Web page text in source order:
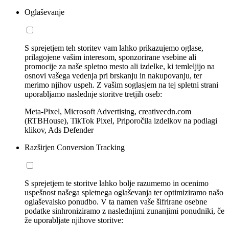
Oglaševanje
S sprejetjem teh storitev vam lahko prikazujemo oglase,
prilagojene vašim interesom, sponzorirane vsebine ali
promocije za naše spletno mesto ali izdelke, ki temleljijo na
osnovi vašega vedenja pri brskanju in nakupovanju, ter
merimo njihov uspeh. Z vašim soglasjem na tej spletni strani
uporabljamo naslednje storitve tretjih oseb:
Meta-Pixel, Microsoft Advertising, creativecdn.com
(RTBHouse), TikTok Pixel, Priporočila izdelkov na podlagi
klikov, Ads Defender
Razširjen Conversion Tracking
S sprejetjem te storitve lahko bolje razumemo in ocenimo
uspešnost našega spletnega oglaševanja ter optimiziramo našo
oglaševalsko ponudbo. V ta namen vaše šifrirane osebne
podatke sinhroniziramo z naslednjimi zunanjimi ponudniki, če
že uporabljate njihove storitve: